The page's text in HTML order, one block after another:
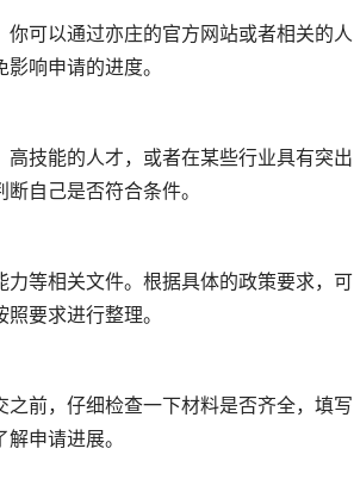
可以通过亦庄的官方网站或者相关的人
响申请的进度。
技能的人才，或者在某些行业具有突出
自己是否符合条件。
等相关文件。根据具体的政策要求，可
要求进行整理。
前，仔细检查一下材料是否齐全，填写
申请进展。